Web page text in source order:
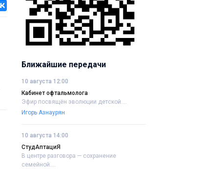
Ближайшие передачи
10 августа 12:00
Кабинет офтальмолога
Эфир посвящён эволюции детской....
Игорь Азнаурян
10 августа 14:00
СтудАптациЯ
В центре разговора — сохранение
семейной....